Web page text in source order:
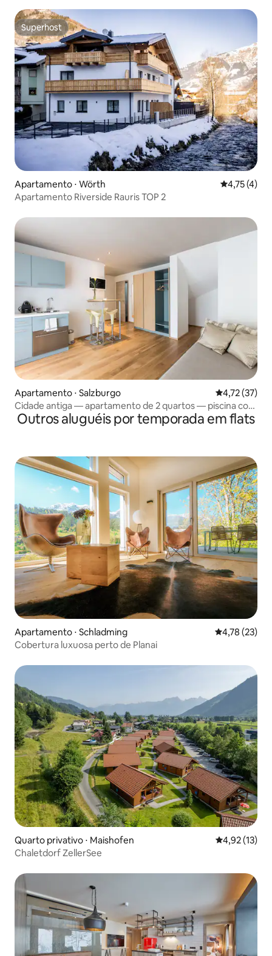
Superhost
Superhost
Apartamento ⋅ Wörth 4,75 de
4,75 (4)
Apartamento Riverside Rauris TOP 2
Apartamento ⋅ Salzburgo 4,72 de uma
4,72 (37)
Cidade antiga — apartamento de 2 quartos — piscina com
acesso direto
Outros aluguéis por temporada em flats
Apartamento ⋅ Schladming 4,78 de uma
4,78 (23)
Cobertura luxuosa perto de Planai
Quarto privativo ⋅ Maishofen 4,92 de uma
4,92 (13)
Chaletdorf ZellerSee